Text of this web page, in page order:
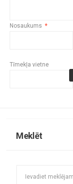
Nosaukums *
Tīmekļa vietne
Meklēt